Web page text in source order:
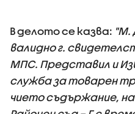
В делото се казва: "М.
валидно г.
МПС. Представил и
служба за товарен
чието съдържание, на